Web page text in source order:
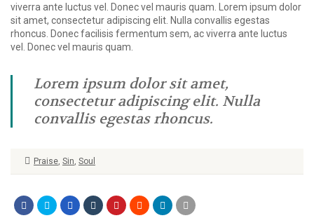
viverra ante luctus vel. Donec vel mauris quam. Lorem ipsum dolor
sit amet, consectetur adipiscing elit. Nulla convallis egestas
rhoncus. Donec facilisis fermentum sem, ac viverra ante luctus
vel. Donec vel mauris quam.
Lorem ipsum dolor sit amet,
consectetur adipiscing elit. Nulla
convallis egestas rhoncus.
Praise, Sin, Soul